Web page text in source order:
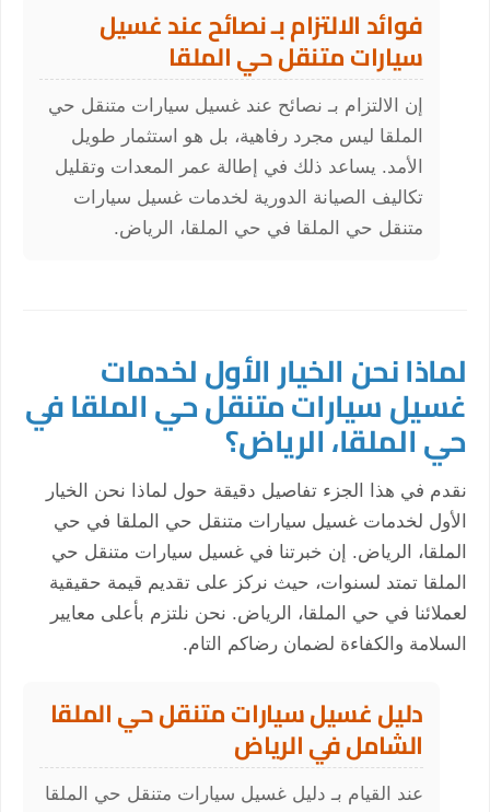
فوائد الالتزام بـ نصائح عند غسيل
سيارات متنقل حي الملقا
إن الالتزام بـ نصائح عند غسيل سيارات متنقل حي
الملقا ليس مجرد رفاهية، بل هو استثمار طويل
الأمد. يساعد ذلك في إطالة عمر المعدات وتقليل
تكاليف الصيانة الدورية لخدمات غسيل سيارات
متنقل حي الملقا في حي الملقا، الرياض.
لماذا نحن الخيار الأول لخدمات
غسيل سيارات متنقل حي الملقا في
حي الملقا، الرياض؟
نقدم في هذا الجزء تفاصيل دقيقة حول لماذا نحن الخيار
الأول لخدمات غسيل سيارات متنقل حي الملقا في حي
الملقا، الرياض. إن خبرتنا في غسيل سيارات متنقل حي
الملقا تمتد لسنوات، حيث نركز على تقديم قيمة حقيقية
لعملائنا في حي الملقا، الرياض. نحن نلتزم بأعلى معايير
السلامة والكفاءة لضمان رضاكم التام.
دليل غسيل سيارات متنقل حي الملقا
الشامل في الرياض
عند القيام بـ دليل غسيل سيارات متنقل حي الملقا